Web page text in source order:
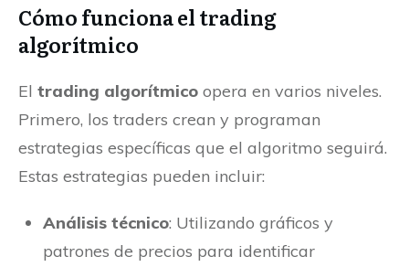
Cómo funciona el trading
algorítmico
El trading algorítmico opera en varios niveles.
Primero, los traders crean y programan
estrategias específicas que el algoritmo seguirá.
Estas estrategias pueden incluir:
Análisis técnico: Utilizando gráficos y
patrones de precios para identificar